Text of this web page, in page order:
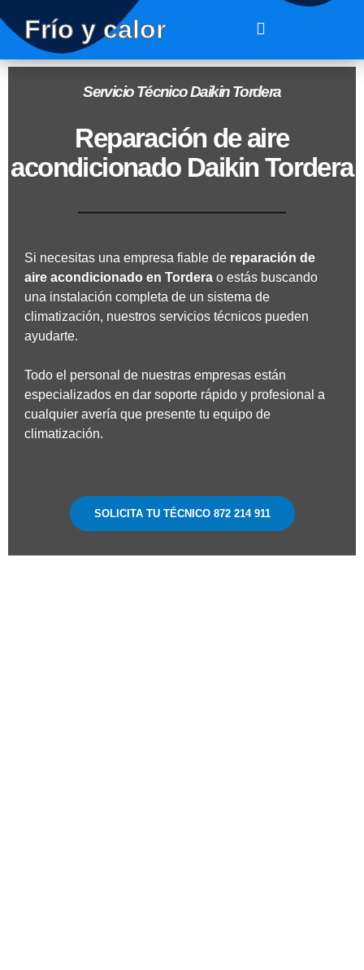
Frío y calor
Servicio Técnico Daikin Tordera
Reparación de aire
acondicionado Daikin Tordera
Si necesitas una empresa fiable de reparación de
aire acondicionado en Tordera o estás buscando
una instalación completa de un sistema de
climatización, nuestros servicios técnicos pueden
ayudarte.
Todo el personal de nuestras empresas están
especializados en dar soporte rápido y profesional a
cualquier avería que presente tu equipo de
climatización.
SOLICITA TU TÉCNICO 872 214 911